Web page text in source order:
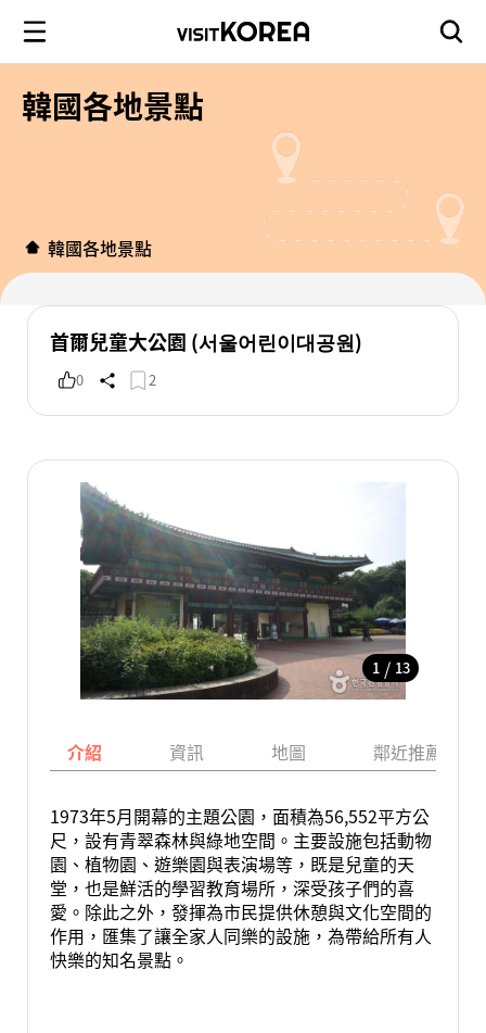
韓國各地景點
韓國各地景點
首爾兒童大公園 (서울어린이대공원)
0 2
1 / 13
介紹 資訊 地圖 鄰近推薦景點
1973年5月開幕的主題公園，面積為56,552平方公
尺，設有青翠森林與綠地空間。主要設施包括動物
園、植物園、遊樂園與表演場等，既是兒童的天
堂，也是鮮活的學習教育場所，深受孩子們的喜
愛。除此之外，發揮為市民提供休憩與文化空間的
作用，匯集了讓全家人同樂的設施，為帶給所有人
快樂的知名景點。